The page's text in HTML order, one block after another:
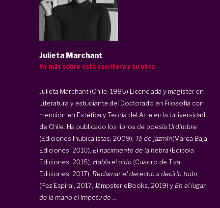
Julieta Marchant
Ve más sobre esta escritora y su obra
Julieta Marchant (Chile, 1985) Licenciada y magíster en
Literatura y estudiante del Doctorado en Filosofía con
mención en Estética y Teoría del Arte en la Universidad
de Chile. Ha publicado los libros de poesía Urdimbre
(Ediciones Inubicalistas, 2009), Té de jazmín(Marea Baja
Ediciones, 2010), El nacimiento de la hebra (Edicola
Ediciones, 2015), Habla el oído (Cuadro de Tiza
Ediciones, 2017), Reclamar el derecho a decirlo todo
(Pez Espiral, 2017; Jámpster eBooks, 2019) y En el lugar
de la mano el ímpetu de ...